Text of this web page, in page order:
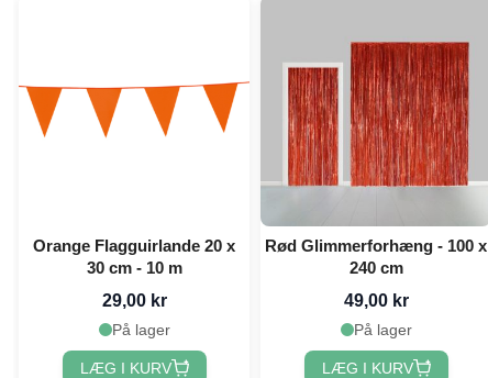
Orange Flagguirlande 20 x
30 cm - 10 m
29,00 kr
På lager
LÆG I KURV
Rød Glimmerforhæng - 100 x
240 cm
49,00 kr
På lager
LÆG I KURV